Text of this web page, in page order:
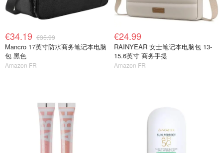
€34.19 €35.99
Mancro 17英寸防水商务笔记本电脑
包 黑色
Amazon FR
€24.99
RAINYEAR 女士笔记本电脑包 13-
15.6英寸 商务手提
Amazon FR